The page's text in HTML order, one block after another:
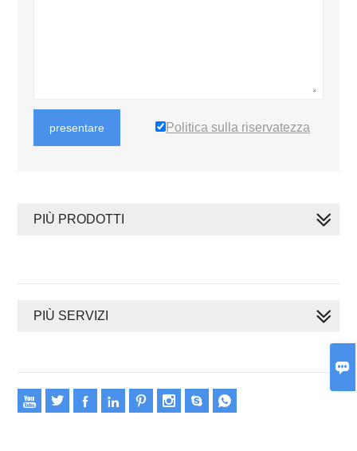

presentare Politica sulla riservatezza
PIÙ PRODOTTI
PIÙ SERVIZI
       